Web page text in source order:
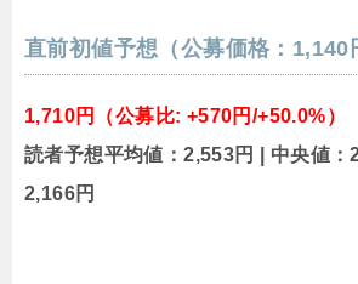
直前初値予想（公募価格：1,140
1,710円（公募比: +570円/+50.0%）
読者予想平均値：2,553円 | 中央値：
2,166円